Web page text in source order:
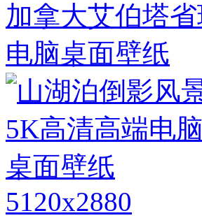
加拿大艾伯塔
电脑桌面壁纸
5120x2880